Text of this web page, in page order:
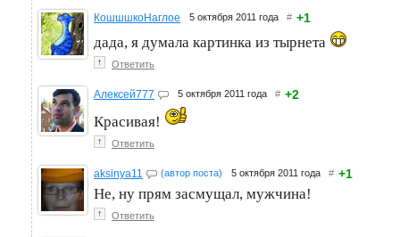
КошшшкоНаглое 5 октября 2011 года # +1
дада, я думала картинка из тырнета
↑ Ответить
Алексей777 5 октября 2011 года # +2
Красивая!
↑ Ответить
aksinya11 (автор поста) 5 октября 2011 года # +1
Не, ну прям засмущал, мужчина!
↑ Ответить